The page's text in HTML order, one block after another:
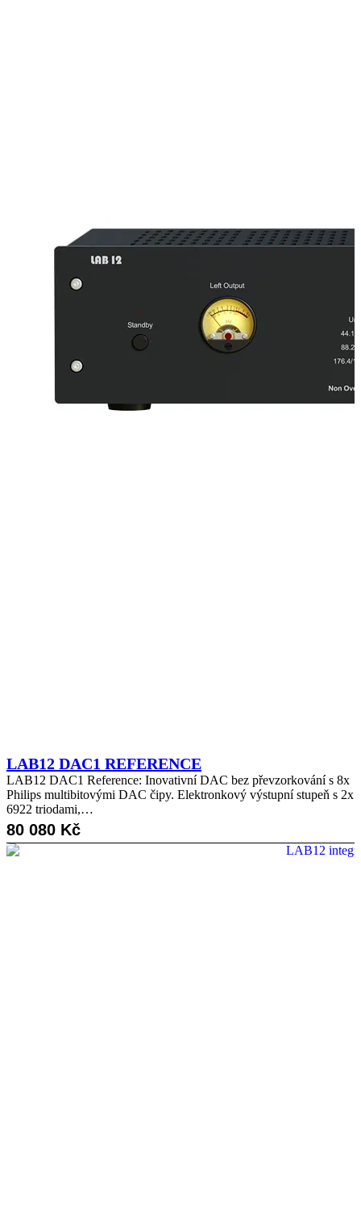
LAB12 DAC1 REFERENCE
LAB12 DAC1 Reference: Inovativní DAC bez převzorkování s 8x
Philips multibitovými DAC čipy. Elektronkový výstupní stupeň s 2x
6922 triodami,…
80 080 Kč